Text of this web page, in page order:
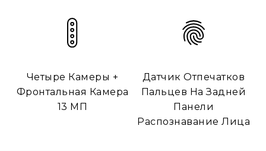
Четыре Камеры +
Фронтальная Камера
13 МП
Датчик Отпечатков
Пальцев На Задней
Панели
Распознавание Лица